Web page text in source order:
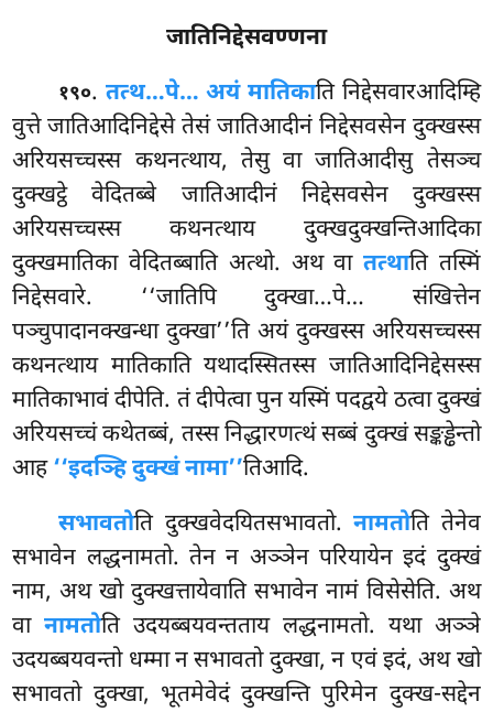
जातिनिद्देसवण्णना
१९०. तत्थ…पे… अयं मातिकाति निद्देसवारआदिम्हि
वुत्ते जातिआदिनिद्देसे तेसं जातिआदीनं निद्देसवसेन दुक्खस्स
अरियसच्चस्स कथनत्थाय, तेसु वा जातिआदीसु तेसञ्च
दुक्खट्ठे वेदितब्बे जातिआदीनं निद्देसवसेन दुक्खस्स
अरियसच्चस्स कथनत्थाय दुक्खदुक्खन्तिआदिका
दुक्खमातिका वेदितब्बाति अत्थो. अथ वातत्थाति तस्मिं
निद्देसवारे. ‘‘जातिपि दुक्खा…पे… संखित्तेन
पञ्चुपादानक्खन्धा दुक्खा’’ति अयं दुक्खस्स अरियसच्चस्स
कथनत्थाय मातिकाति यथादस्सितस्स जातिआदिनिद्देसस्स
मातिकाभावंदीपेति. तं दीपेत्वा पुन यस्मिं पदद्वये ठत्वा दुक्खं
अरियसच्चं कथेतब्बं, तस्स निद्धारणत्थं सब्बं दुक्खं सङ्कड्ढेन्तो
आह‘‘इदञ्हि दुक्खं नामा’’तिआदि.
सभावतोति दुक्खवेदयितसभावतो.नामतोति तेनेव
सभावेन लद्धनामतो. तेन न अञ्ञेन परियायेन इदं दुक्खं
नाम, अथ खो दुक्खत्तायेवाति सभावेन नामं विसेसेति. अथ
वानामतोति उदयब्बयवन्तताय लद्धनामतो. यथा अञ्ञे
उदयब्बयवन्तो धम्मा न सभावतो दुक्खा, न एवं इदं, अथ खो
सभावतो दुक्खा, भूतमेवेदं दुक्खन्ति पुरिमेन दुक्ख-सद्देन